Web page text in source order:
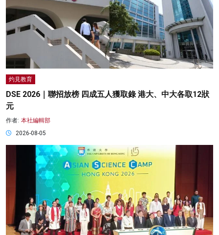
灼見教育
DSE 2026｜聯招放榜 四成五人獲取錄 港大、中大各取12狀
元
作者: 本社編輯部
2026-08-05